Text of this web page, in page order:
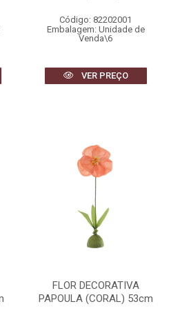
Código: 82202001
Embalagem: Unidade de
Venda\6
VER PREÇO
FLOR DECORATIVA
PAPOULA (CORAL) 53cm